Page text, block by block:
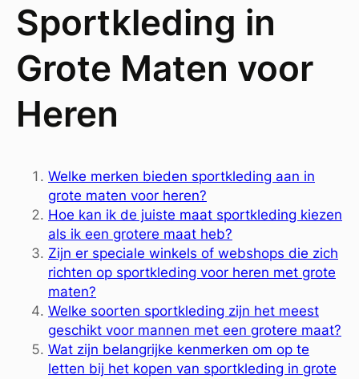
Sportkleding in
Grote Maten voor
Heren
Welke merken bieden sportkleding aan in
grote maten voor heren?
Hoe kan ik de juiste maat sportkleding kiezen
als ik een grotere maat heb?
Zijn er speciale winkels of webshops die zich
richten op sportkleding voor heren met grote
maten?
Welke soorten sportkleding zijn het meest
geschikt voor mannen met een grotere maat?
Wat zijn belangrijke kenmerken om op te
letten bij het kopen van sportkleding in grote